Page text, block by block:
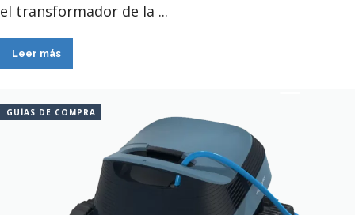
el transformador de la ...
Leer más
GUÍAS DE COMPRA